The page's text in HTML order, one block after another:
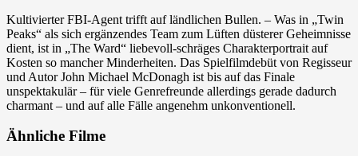
Kultivierter FBI-Agent trifft auf ländlichen Bullen. – Was in „Twin
Peaks“ als sich ergänzendes Team zum Lüften düsterer Geheimnisse
dient, ist in „The Ward“ liebevoll-schräges Charakterportrait auf
Kosten so mancher Minderheiten. Das Spielfilmdebüt von Regisseur
und Autor John Michael McDonagh ist bis auf das Finale
unspektakulär – für viele Genrefreunde allerdings gerade dadurch
charmant – und auf alle Fälle angenehm unkonventionell.
Ähnliche Filme